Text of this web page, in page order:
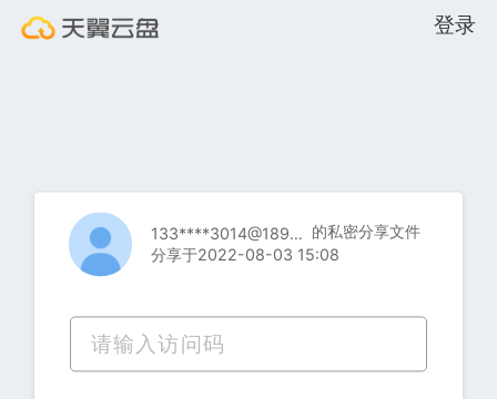
登录
133****3014@189.cn 的私密分享文件
分享于2022-08-03 15:08